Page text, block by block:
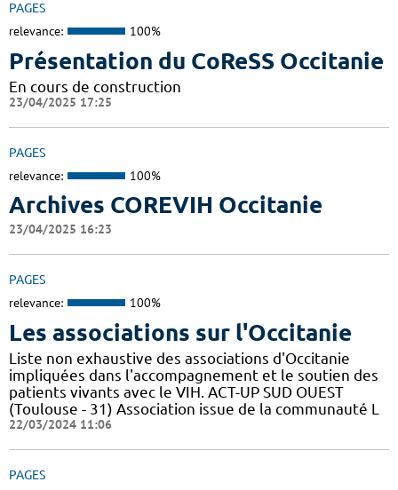
PAGES
relevance: 100%
Présentation du CoReSS Occitanie
En cours de construction
23/04/2025 17:25
PAGES
relevance: 100%
Archives COREVIH Occitanie
23/04/2025 16:23
PAGES
relevance: 100%
Les associations sur l'Occitanie
Liste non exhaustive des associations d'Occitanie
impliquées dans l'accompagnement et le soutien des
patients vivants avec le VIH. ACT-UP SUD OUEST
(Toulouse - 31) Association issue de la communauté L
22/03/2024 11:06
PAGES